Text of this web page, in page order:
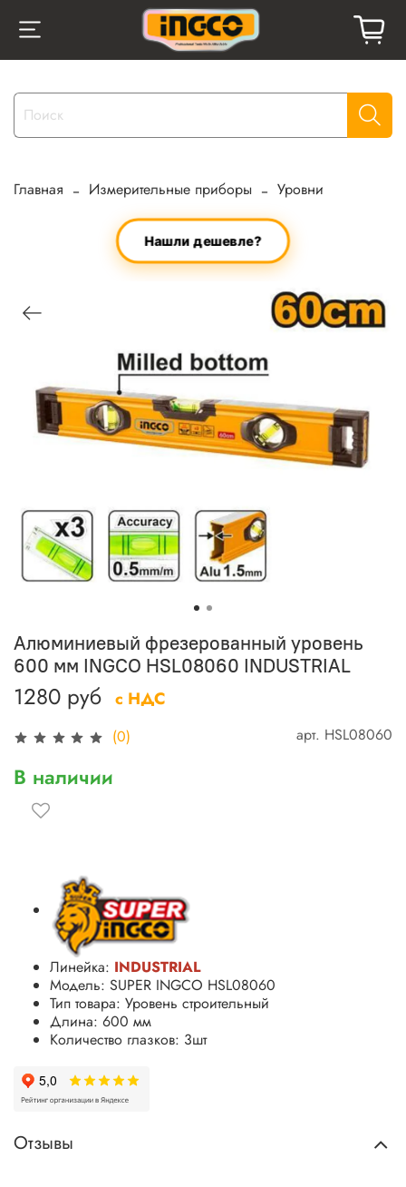
Главная Измерительные приборы Уровни
Нашли дешевле?
(0) арт. HSL08060
Алюминиевый фрезерованный уровень
600 мм INGCO HSL08060 INDUSTRIAL
1280 руб с НДС
В наличии
Линейка: INDUSTRIAL
Модель: SUPER INGCO HSL08060
Тип товара: Уровень строительный
Длина: 600 мм
Количество глазков: 3шт
Отзывы